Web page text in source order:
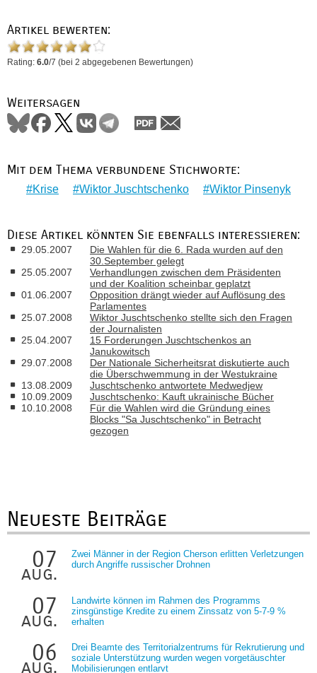
Artikel bewerten:
Rating: 6.0/7 (bei 2 abgegebenen Bewertungen)
Weitersagen
Mit dem Thema verbundene Stichworte:
Krise Wiktor Juschtschenko Wiktor Pinsenyk
Diese Artikel könnten Sie ebenfalls interessieren:
29.05.2007
Die Wahlen für die 6. Rada wurden auf den
30.September gelegt
25.05.2007
Verhandlungen zwischen dem Präsidenten
und der Koalition scheinbar geplatzt
01.06.2007
Opposition drängt wieder auf Auflösung des
Parlamentes
25.07.2008
Wiktor Juschtschenko stellte sich den Fragen
der Journalisten
25.04.2007
15 Forderungen Juschtschenkos an
Janukowitsch
29.07.2008
Der Nationale Sicherheitsrat diskutierte auch
die Überschwemmung in der Westukraine
13.08.2009
Juschtschenko antwortete Medwedjew
10.09.2009
Juschtschenko: Kauft ukrainische Bücher
10.10.2008
Für die Wahlen wird die Gründung eines
Blocks "Sa Juschtschenko" in Betracht
gezogen
Neueste Beiträge
07
aug.
Zwei Männer in der Region Cherson erlitten Verletzungen
durch Angriffe russischer Drohnen
07
aug.
Landwirte können im Rahmen des Programms
zinsgünstige Kredite zu einem Zinssatz von 5-7-9 %
erhalten
06
aug.
Drei Beamte des Territorialzentrums für Rekrutierung und
soziale Unterstützung wurden wegen vorgetäuschter
Mobilisierungen entlarvt